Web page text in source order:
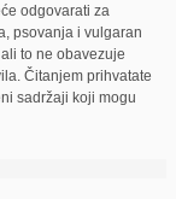
odgovarati za
psovanja i vulgaran
to ne obavezuje
Čitanjem prihvatate
sadržaji koji mogu